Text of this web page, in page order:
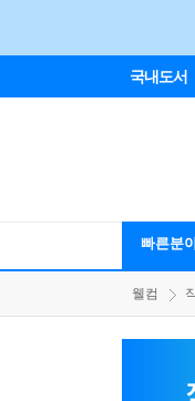
국내도서
빠른분
웰컴